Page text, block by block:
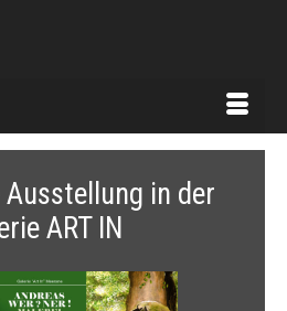
in der
ART IN